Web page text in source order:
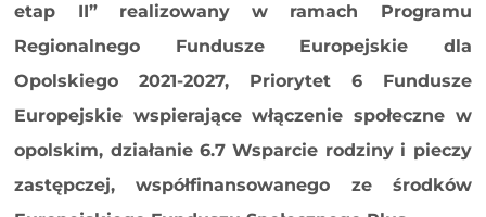
etap II” realizowany w ramach Programu
Regionalnego Fundusze Europejskie dla
Opolskiego 2021-2027, Priorytet 6 Fundusze
Europejskie wspierające włączenie społeczne w
opolskim, działanie 6.7 Wsparcie rodziny i pieczy
zastępczej, współfinansowanego ze środków